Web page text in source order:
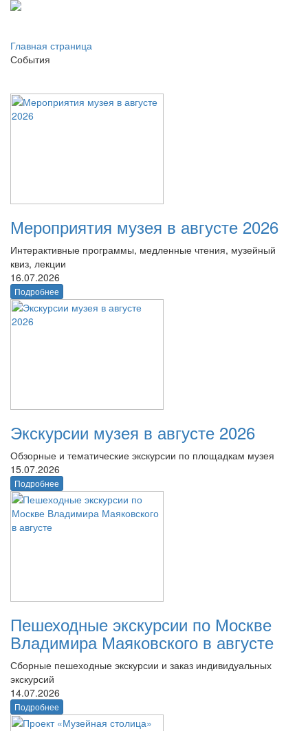
Главная страница
События
Мероприятия музея в августе 2026
Интерактивные программы, медленные чтения, музейный
квиз, лекции
16.07.2026
Подробнее
Экскурсии музея в августе 2026
Обзорные и тематические экскурсии по площадкам музея
15.07.2026
Подробнее
Пешеходные экскурсии по Москве
Владимира Маяковского в августе
Сборные пешеходные экскурсии и заказ индивидуальных
экскурсий
14.07.2026
Подробнее